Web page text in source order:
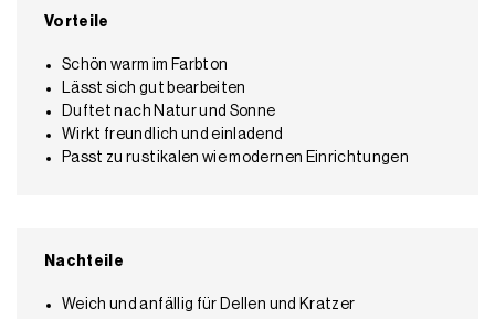
Vorteile
Schön warm im Farbton
Lässt sich gut bearbeiten
Duftet nach Natur und Sonne
Wirkt freundlich und einladend
Passt zu rustikalen wie modernen Einrichtungen
Nachteile
Weich und anfällig für Dellen und Kratzer